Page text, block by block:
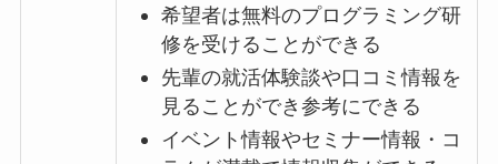
希望者は無料のプログラミング研
修を受けることができる
先輩の就活体験談や口コミ情報を
見ることができ参考にできる
イベント情報やセミナー情報・コ